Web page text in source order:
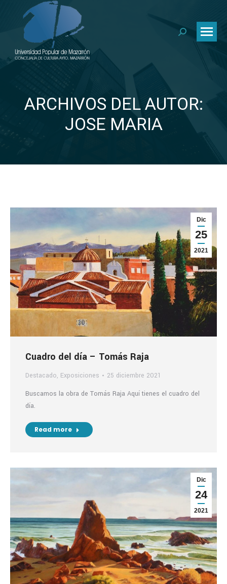
Buscar:
ARCHIVOS DEL AUTOR:
JOSE MARIA
Dic
25
2021
Cuadro del día – Tomás Raja
Destacado, Exposiciones
25 diciembre 2021
Buscamos la obra de Tomás Raja Aquí tienes el cuadro del
día.
Read more
Dic
24
2021